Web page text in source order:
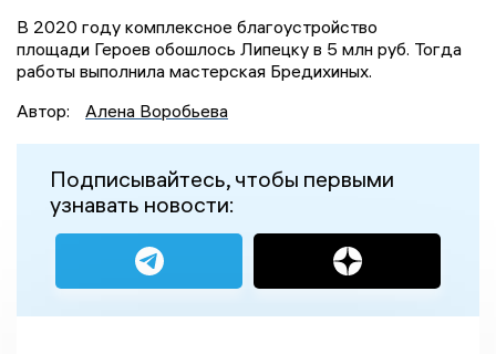
В 2020 году комплексное благоустройство
площади Героев обошлось Липецку в 5 млн руб. Тогда
работы выполнила мастерская Бредихиных.
Автор:
Алена Воробьева
Подписывайтесь, чтобы первыми
узнавать новости: